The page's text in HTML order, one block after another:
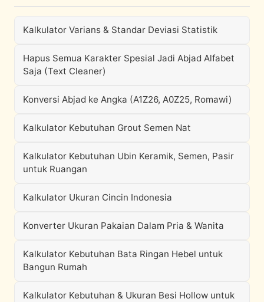
Kalkulator Varians & Standar Deviasi Statistik
Hapus Semua Karakter Spesial Jadi Abjad Alfabet
Saja (Text Cleaner)
Konversi Abjad ke Angka (A1Z26, A0Z25, Romawi)
Kalkulator Kebutuhan Grout Semen Nat
Kalkulator Kebutuhan Ubin Keramik, Semen, Pasir
untuk Ruangan
Kalkulator Ukuran Cincin Indonesia
Konverter Ukuran Pakaian Dalam Pria & Wanita
Kalkulator Kebutuhan Bata Ringan Hebel untuk
Bangun Rumah
Kalkulator Kebutuhan & Ukuran Besi Hollow untuk